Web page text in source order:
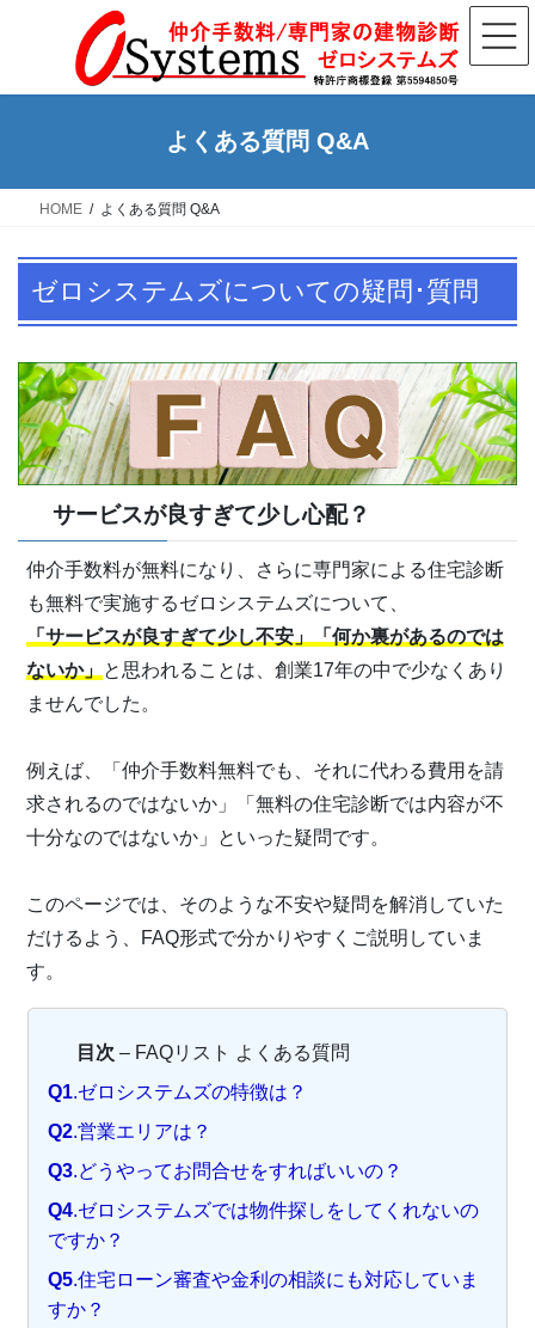
ン
ス
ー
ン
よくある質問 Q&A
HOME よくある質問 Q&A
ゼロシステムズについての疑問･質問
サービスが良すぎて少し心配？
仲介手数料が無料になり、さらに専門家による住宅診断
も無料で実施するゼロシステムズについて、
「サービスが良すぎて少し不安」「何か裏があるのでは
ないか」 と思われることは、創業17年の中で少なくあり
ませんでした。
例えば、「仲介手数料無料でも、それに代わる費用を請
求されるのではないか」「無料の住宅診断では内容が不
十分なのではないか」といった疑問です。
このページでは、そのような不安や疑問を解消していた
だけるよう、FAQ形式で分かりやすくご説明していま
す。
目次 – FAQリスト よくある質問
Q1.ゼロシステムズの特徴は？
Q2.営業エリアは？
Q3.どうやってお問合せをすればいいの？
Q4.ゼロシステムズでは物件探しをしてくれないの
ですか？
Q5.住宅ローン審査や金利の相談にも対応していま
すか？